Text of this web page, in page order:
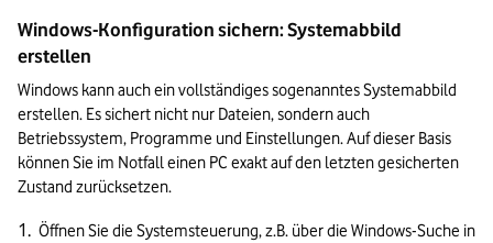
Windows-Konfiguration sichern: Systemabbild
erstellen
Windows kann auch ein vollständiges sogenanntes Systemabbild
erstellen. Es sichert nicht nur Dateien, sondern auch
Betriebssystem, Programme und Einstellungen. Auf dieser Basis
können Sie im Notfall einen PC exakt auf den letzten gesicherten
Zustand zurücksetzen.
Öffnen Sie die Systemsteuerung, z.B. über die Windows-Suche in